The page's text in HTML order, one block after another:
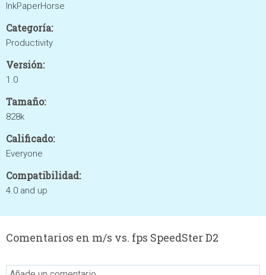
InkPaperHorse
Categoría:
Productivity
Versión:
1.0
Tamaño:
828k
Calificado:
Everyone
Compatibilidad:
4.0 and up
Comentarios en m/s vs. fps SpeedSter D2